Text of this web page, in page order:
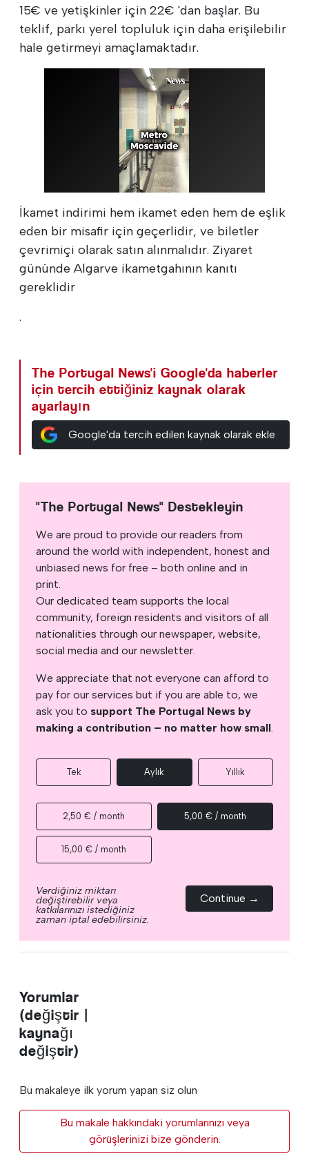
15€ ve yetişkinler için 22€ 'dan başlar. Bu
teklif, parkı yerel topluluk için daha erişilebilir
hale getirmeyi amaçlamaktadır.
İkamet indirimi hem ikamet eden hem de eşlik
eden bir misafir için geçerlidir, ve biletler
çevrimiçi olarak satın alınmalıdır. Ziyaret
gününde Algarve ikametgahının kanıtı
gereklidir
.
The Portugal News'i Google'da haberler
için tercih ettiğiniz kaynak olarak
ayarlayın
Google'da tercih edilen kaynak olarak ekle
"The Portugal News" Destekleyin
We are proud to provide our readers from
around the world with independent, honest and
unbiased news for free – both online and in
print.
Our dedicated team supports the local
community, foreign residents and visitors of all
nationalities through our newspaper, website,
social media and our newsletter.
We appreciate that not everyone can afford to
pay for our services but if you are able to, we
ask you to support The Portugal News by
making a contribution – no matter how small.
Tek Aylık Yıllık
2,50 € / month 5,00 € / month
15,00 € / month
Verdiğiniz miktarı
değiştirebilir veya
katkılarınızı istediğiniz
zaman iptal edebilirsiniz.
Continue →
Yorumlar
(değiştir |
kaynağı
değiştir)
Bu makaleye ilk yorum yapan siz olun
Bu makale hakkındaki yorumlarınızı veya
görüşlerinizi bize gönderin.